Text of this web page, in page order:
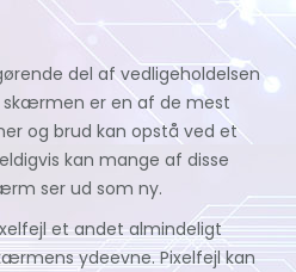
del af vedligeholdelsen
er en af de mest
og brud kan opstå ved et
kan mange af disse
ser ud som ny.
et andet almindeligt
ydeevne. Pixelfejl kan